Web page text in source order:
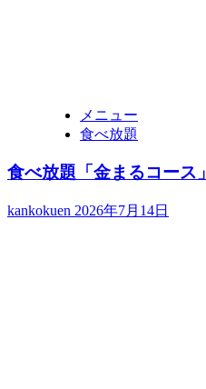
メニュー
食べ放題
食べ放題「金まるコース」
kankokuen 2026年7月14日